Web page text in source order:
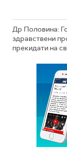
Др Половина:
здравствени
прекидати на